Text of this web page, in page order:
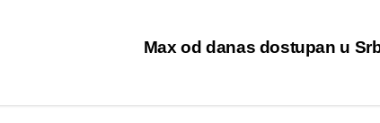
Max od danas dostupan u